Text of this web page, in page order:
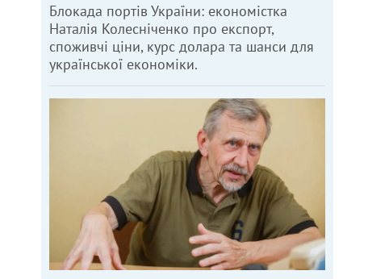
Блокада портів України: економістка
Наталія Колесніченко про експорт,
споживчі ціни, курс долара та шанси для
української економіки.